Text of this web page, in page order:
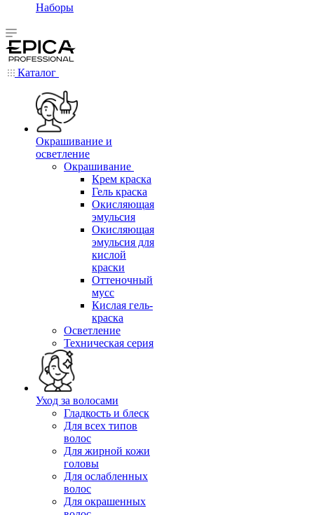
Наборы
Каталог
Окрашивание и
осветление
Окрашивание
Крем краска
Гель краска
Окисляющая
эмульсия
Окисляющая
эмульсия для
кислой
краски
Оттеночный
мусс
Кислая гель-
краска
Осветление
Техническая серия
Уход за волосами
Гладкость и блеск
Для всех типов
волос
Для жирной кожи
головы
Для ослабленных
волос
Для окрашенных